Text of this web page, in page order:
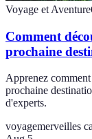
Voyage et Aventure
Comment
prochaine
Apprenez
prochaine
d'experts.
voyagemerveilles